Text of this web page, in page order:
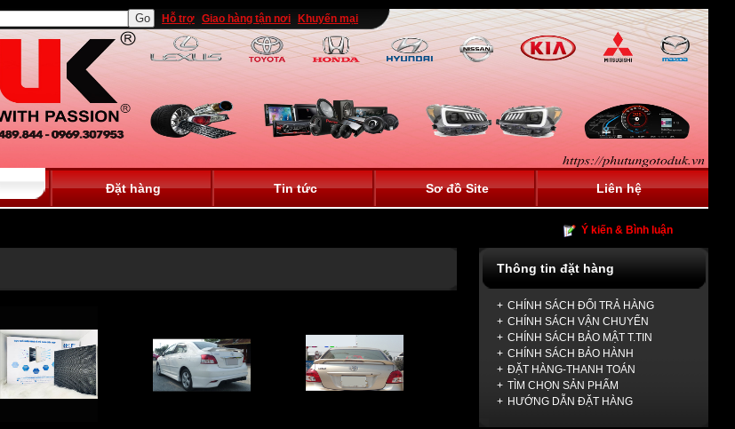
Hỗ trợ Giao hàng tận nơi Khuyến mại
Đặt hàng Tin tức Sơ đồ Site Liên hệ
Ý kiến & Bình luận
Thông tin đặt hàng
+ CHÍNH SÁCH ĐỔI TRẢ HÀNG
+ CHÍNH SÁCH VẬN CHUYỂN
+ CHÍNH SÁCH BẢO MẬT T.TIN
+ CHÍNH SÁCH BẢO HÀNH
+ ĐẶT HÀNG-THANH TOÁN
+ TÌM CHỌN SẢN PHẨM
+ HƯỚNG DẪN ĐẶT HÀNG